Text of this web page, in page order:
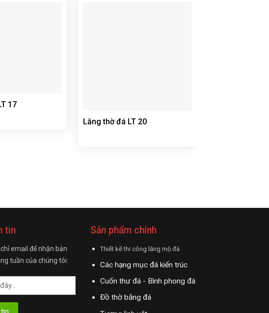
17
Lăng thờ đá LT 20
tin
email để nhận bản
tuần của chúng tôi:
Sản phẩm chính
Thiết kế thi công lăng mộ đá
Các hạng mục đá kiến trúc
Cuốn thư đá - Bình phong đá
Đồ thờ bằng đá